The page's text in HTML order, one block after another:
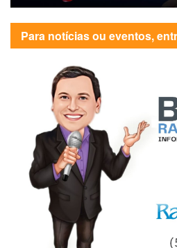
Para notícias ou eventos,